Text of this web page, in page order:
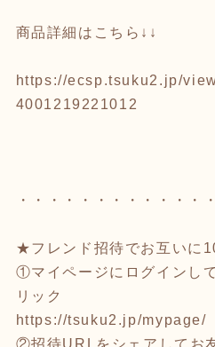
商品詳細はこちら↓↓
https://ecsp.tsuku2.jp/
4001219221012
・・・・・・・・・・・・
★フレンド招待でお互いに
①マイページにログインし
リック
https://tsuku2.jp/mypage/
②招待URLをシェアしてお